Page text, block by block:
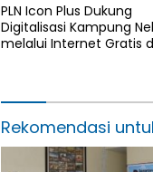
PLN Icon Plus Dukung
Digitalisasi Kampung
melalui Internet Gratis
Rekomendasi